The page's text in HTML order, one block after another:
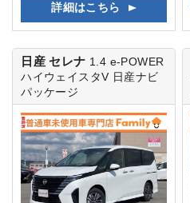
詳細はこちら
日産 セレナ 1.4 e-POWER
ハイウェイスタV 日産ナビ
パッケージ